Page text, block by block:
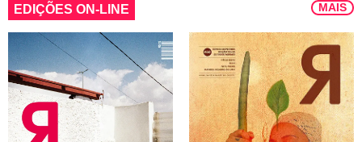
EDIÇÕES ON-LINE MAIS